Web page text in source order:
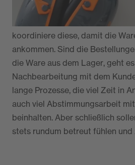
aus der Schweiz. Ich bearbeite
Lieferterminanfragen, lege
koordiniere diese, damit die
ankommen. Sind die
die Ware aus dem Lager, geht
Nachbearbeitung mit dem
lange Prozesse, die viel Zeit in
auch viel Abstimmungsarbeit
beinhalten. Aber schließlich
stets rundum betreut fühlen und